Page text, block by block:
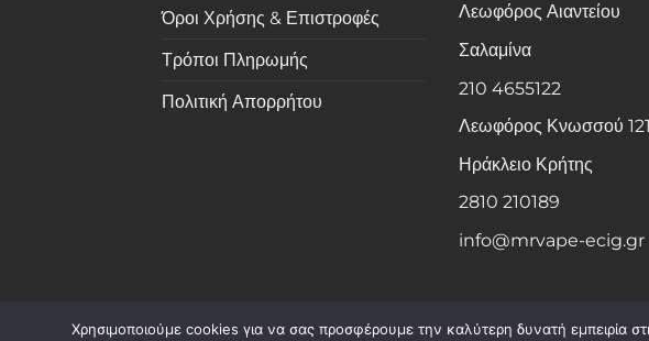
Όροι Χρήσης & Επιστροφές
Τρόποι Πληρωμής
Πολιτική Απορρήτου
Λεωφόρος Αιαντείου
Σαλαμίνα
210 4655122
Λεωφόρος Κνωσσού 121
Ηράκλειο Κρήτης
2810 210189
info@mrvape-ecig.gr
Χρησιμοποιούμε cookies για να σας προσφέρουμε την καλύτερη δυνατή εμπειρία